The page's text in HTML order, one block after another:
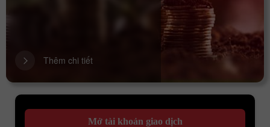
Thêm chi tiết
Mở tài khoản giao dịch